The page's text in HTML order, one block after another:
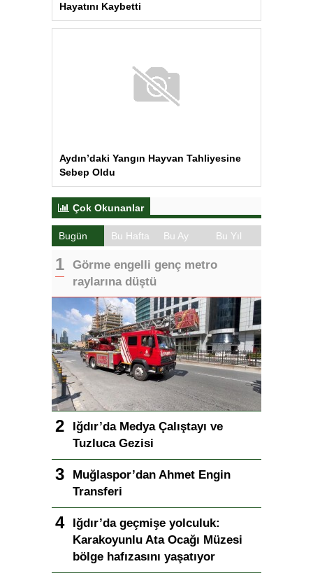
Hayatını Kaybetti
Aydın’daki Yangın Hayvan Tahliyesine
Sebep Oldu
Çok Okunanlar
Bugün Bu Hafta Bu Ay Bu Yıl
Görme engelli genç metro
raylarına düştü
Iğdır’da Medya Çalıştayı ve
Tuzluca Gezisi
Muğlaspor’dan Ahmet Engin
Transferi
Iğdır’da geçmişe yolculuk:
Karakoyunlu Ata Ocağı Müzesi
bölge hafızasını yaşatıyor